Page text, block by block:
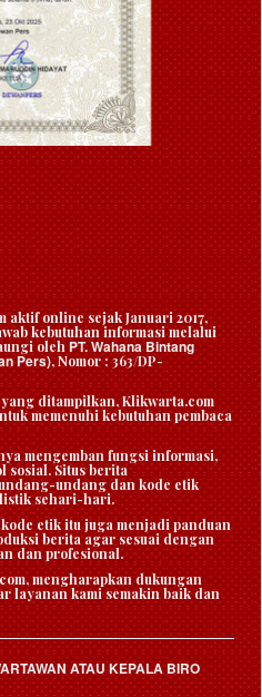
aktif online sejak Januari 2017,
kebutuhan informasi melalui
oleh PT. Wahana Bintang
Pers), Nomor : 363/DP-
ditampilkan, Klikwarta.com
memenuhi kebutuhan pembaca
mengemban fungsi informasi,
sosial. Situs berita
undang dan kode etik
sehari-hari.
etik itu juga menjadi panduan
berita agar sesuai dengan
dan profesional.
mengharapkan dukungan
layanan kami semakin baik dan
ATAU KEPALA BIRO